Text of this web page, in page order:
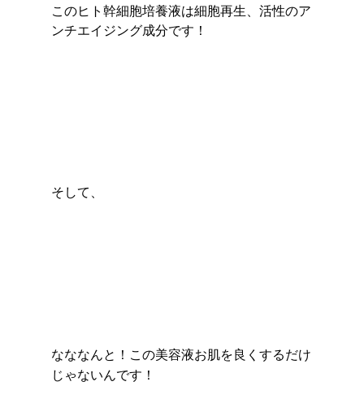
このヒト幹細胞培養液は細胞再生、活性のア
ンチエイジング成分です！
そして、
なななんと！この美容液お肌を良くするだけ
じゃないんです！